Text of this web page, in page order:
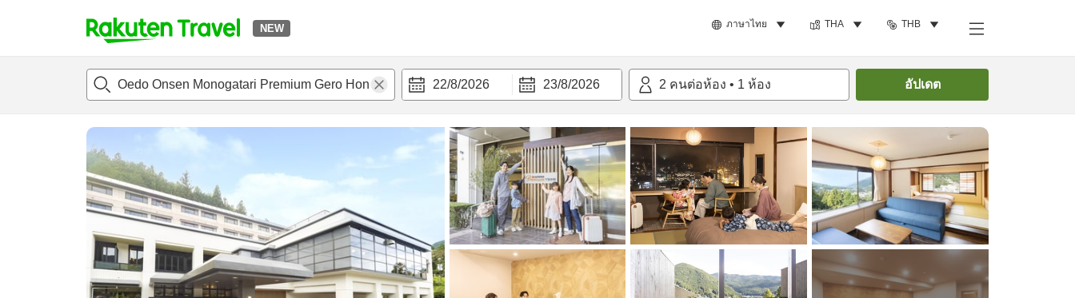
NEW ภาษาไทย THA THB
t
p
a
g
e
_
s
e
a
h
22/8/2026 23/8/2026 2 คนต่อห้อง • 1 ห้อง อัปเดต
แนะนำที่พักห้องพักและแพลนพักรีวิว สิ่่งอำนวยความสะดวก ค้นหาห้องพัก